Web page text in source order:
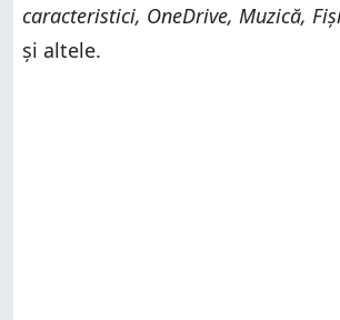
caracteristici, OneDrive, Muzică,
și altele.